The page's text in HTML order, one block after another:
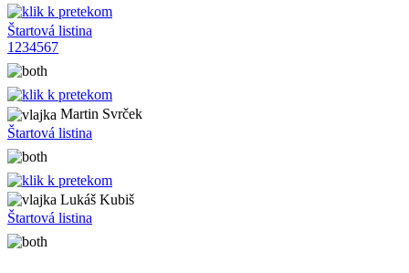
Štartová listina
1 234567
Martin Svrček
Štartová listina
Lukáš Kubiš
Štartová listina